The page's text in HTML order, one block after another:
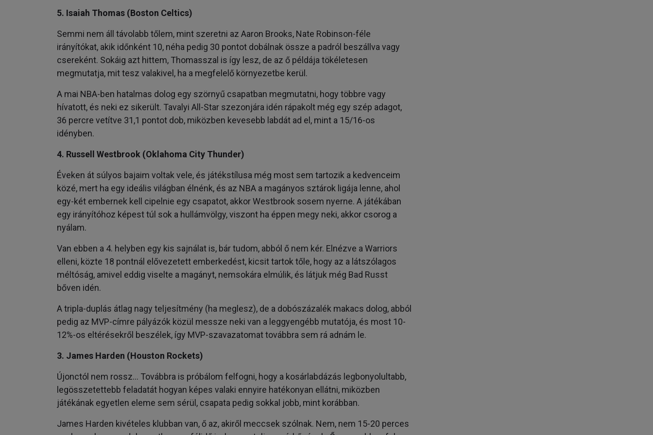
5. Isaiah Thomas (Boston Celtics)
Semmi nem áll távolabb tőlem, mint szeretni az Aaron Brooks, Nate Robinson-féle
irányítókat, akik időnként 10, néha pedig 30 pontot dobálnak össze a padról beszállva vagy
csereként. Sokáig azt hittem, Thomasszal is így lesz, de az ő példája tökéletesen
megmutatja, mit tesz valakivel, ha a megfelelő környezetbe kerül.
A mai NBA-ben hatalmas dolog egy szörnyű csapatban megmutatni, hogy többre vagy
hívatott, és neki ez sikerült. Tavalyi All-Star szezonjára idén rápakolt még egy szép adagot,
36 percre vetítve 31,1 pontot dob, miközben kevesebb labdát ad el, mint a 15/16-os
idényben.
4. Russell Westbrook (Oklahoma City Thunder)
Éveken át súlyos bajaim voltak vele, és játékstílusa még most sem tartozik a kedvenceim
közé, mert ha egy ideális világban élnénk, és az NBA a magányos sztárok ligája lenne, ahol
egy-két embernek kell cipelnie egy csapatot, akkor Westbrook sosem nyerne. A játékában
egy irányítóhoz képest túl sok a hullámvölgy, viszont ha éppen megy neki, akkor csorog a
nyálam.
Van ebben a 4. helyben egy kis sajnálat is, bár tudom, abból ő nem kér. Elnézve a Warriors
elleni, közte 18 pontnál elővezetett emberkedést, kicsit tartok tőle, hogy az a látszólagos
méltóság, amivel eddig viselte a magányt, nemsokára elmúlik, és látjuk még Bad Russt
bőven idén.
A tripla-duplás átlag nagy teljesítmény (ha meglesz), de a dobószázalék makacs dolog, abból
pedig az MVP-címre pályázók közül messze neki van a leggyengébb mutatója, és most 10-
12%-os eltérésekről beszélek, így MVP-szavazatomat továbbra sem rá adnám le.
3. James Harden (Houston Rockets)
Újonctól nem rossz… Továbbra is próbálom felfogni, hogy a kosárlabdázás legbonyolultabb,
legösszetettebb feladatát hogyan képes valaki ennyire hatékonyan ellátni, miközben
játékának egyetlen eleme sem sérül, csapata pedig sokkal jobb, mint korábban.
James Harden kivételes klubban van, ő az, akiről meccsek szólnak. Nem, nem 15-20 perces